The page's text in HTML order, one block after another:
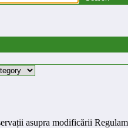
asupra modificării